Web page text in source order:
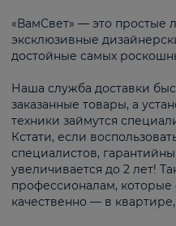
«ВамСвет» — это простые
эксклюзивные
достойные самых
Наша служба доставки
заказанные товары, а
техники займутся
Кстати, если
специалистов,
увеличивается до 2 лет!
профессионалам,
качественно — в